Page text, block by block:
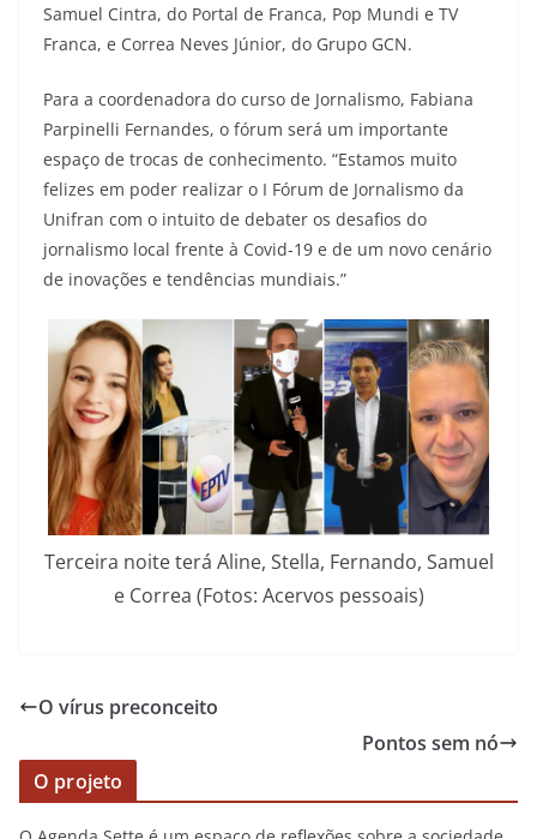
Samuel Cintra, do Portal de Franca, Pop Mundi e TV
Franca, e Correa Neves Júnior, do Grupo GCN.
Para a coordenadora do curso de Jornalismo, Fabiana
Parpinelli Fernandes, o fórum será um importante
espaço de trocas de conhecimento. “Estamos muito
felizes em poder realizar o I Fórum de Jornalismo da
Unifran com o intuito de debater os desafios do
jornalismo local frente à Covid-19 e de um novo cenário
de inovações e tendências mundiais.”
Terceira noite terá Aline, Stella, Fernando, Samuel
e Correa (Fotos: Acervos pessoais)
O vírus preconceito
Pontos sem nó
O projeto